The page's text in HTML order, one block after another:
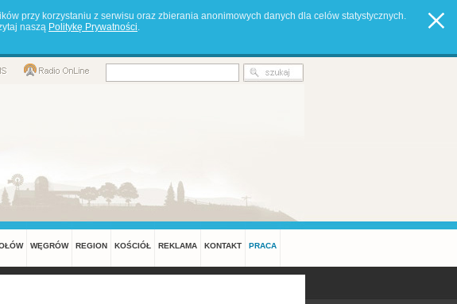
przy korzystaniu z serwisu oraz zbierania anonimowych danych dla celów statystycznych.
naszą Politykę Prywatności.
WĘGRÓW REGION KOŚCIÓŁ REKLAMA KONTAKT PRACA